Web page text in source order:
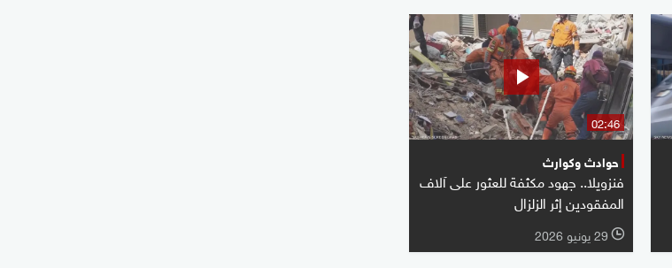
02:46
حوادث وكوارث
فنزويلا.. جهود مكثفة للعثور على آلاف
المفقودين إثر الزلزال
l 29 يونيو 2026